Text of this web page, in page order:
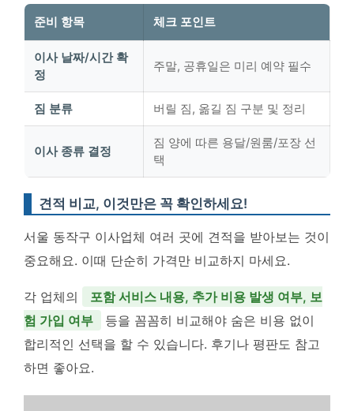
준비 항목 체크 포인트
이사 날짜/시간 확
정
주말, 공휴일은 미리 예약 필수
짐 분류 버릴 짐, 옮길 짐 구분 및 정리
이사 종류 결정
짐 양에 따른 용달/원룸/포장 선
택
견적 비교, 이것만은 꼭 확인하세요!
서울 동작구 이사업체 여러 곳에 견적을 받아보는 것이
중요해요. 이때 단순히 가격만 비교하지 마세요.
각 업체의
포함 서비스 내용, 추가 비용 발생 여부, 보
험 가입 여부
등을 꼼꼼히 비교해야 숨은 비용 없이
합리적인 선택을 할 수 있습니다. 후기나 평판도 참고
하면 좋아요.